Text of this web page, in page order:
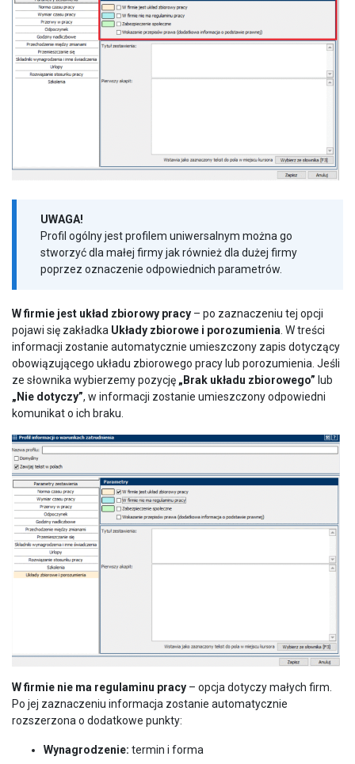
UWAGA!
Profil ogólny jest profilem uniwersalnym można go
stworzyć dla małej firmy jak również dla dużej firmy
poprzez oznaczenie odpowiednich parametrów.
W firmie jest układ zbiorowy pracy – po zaznaczeniu tej opcji
pojawi się zakładka Układy zbiorowe i porozumienia. W treści
informacji zostanie automatycznie umieszczony zapis dotyczący
obowiązującego układu zbiorowego pracy lub porozumienia. Jeśli
ze słownika wybierzemy pozycję „Brak układu zbiorowego” lub
„Nie dotyczy”, w informacji zostanie umieszczony odpowiedni
komunikat o ich braku.
W firmie nie ma regulaminu pracy – opcja dotyczy małych firm.
Po jej zaznaczeniu informacja zostanie automatycznie
rozszerzona o dodatkowe punkty:
Wynagrodzenie: termin i forma